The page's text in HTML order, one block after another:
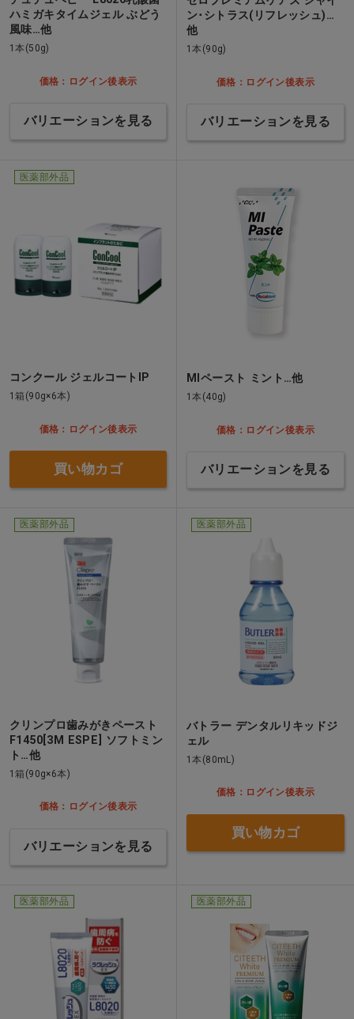
ハミガキタイムジェル ぶどう
風味…他
1本(50g)
価格：ログイン後表示
バリエーションを見る
ン･シトラス(リフレッシュ)…
他
1本(90g)
価格：ログイン後表示
バリエーションを見る
医薬部外品
コンクール ジェルコートIP
1箱(90g×6本)
価格：ログイン後表示
買い物カゴ
MIペースト ミント…他
1本(40g)
価格：ログイン後表示
バリエーションを見る
医薬部外品
クリンプロ歯みがきペースト
F1450[3M ESPE] ソフトミン
ト…他
1箱(90g×6本)
価格：ログイン後表示
バリエーションを見る
医薬部外品
バトラー デンタルリキッドジ
ェル
1本(80mL)
価格：ログイン後表示
買い物カゴ
医薬部外品 医薬部外品